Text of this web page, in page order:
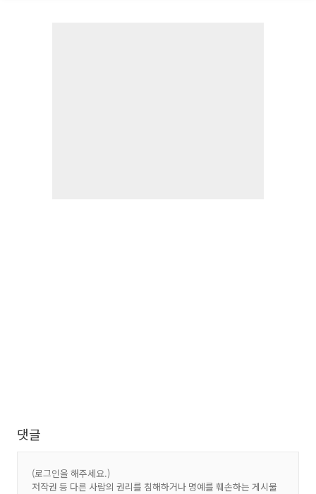
댓글